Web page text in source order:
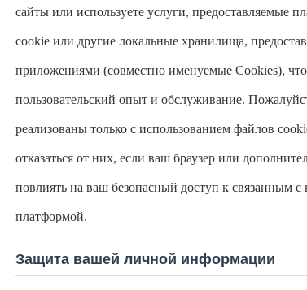
сайты или используете услуги, предоставляемые
cookie или другие локальные хранилища,
приложениями (совместно именуемые Cookies),
пользовательский опыт и обслуживание.
реализованы только с использованием файлов
отказаться от них, если ваш браузер или
повлиять на ваш безопасный доступ к связанным
платформой.
Защита вашей личной информации